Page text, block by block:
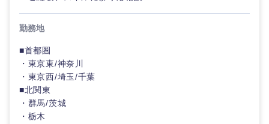
勤務地
■首都圏
・東京東/神奈川
・東京西/埼玉/千葉
■北関東
・群馬/茨城
・栃木